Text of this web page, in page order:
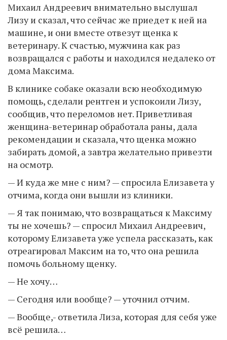
Михаил Андреевич внимательно выслушал
Лизу и сказал, что сейчас же приедет к ней на
машине, и они вместе отвезут щенка к
ветеринару. К счастью, мужчина как раз
возвращался с работы и находился недалеко от
дома Максима.
В клинике собаке оказали всю необходимую
помощь, сделали рентген и успокоили Лизу,
сообщив, что переломов нет. Приветливая
женщина-ветеринар обработала раны, дала
рекомендации и сказала, что щенка можно
забирать домой, а завтра желательно привезти
на осмотр.
— И куда же мне с ним? — спросила Елизавета у
отчима, когда они вышли из клиники.
— Я так понимаю, что возвращаться к Максиму
ты не хочешь? — спросил Михаил Андреевич,
которому Елизавета уже успела рассказать, как
отреагировал Максим на то, что она решила
помочь больному щенку.
— Не хочу…
— Сегодня или вообще? — уточнил отчим.
— Вообще,- ответила Лиза, которая для себя уже
всё решила…